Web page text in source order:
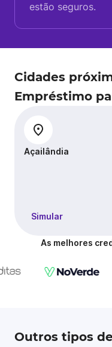
estão seguros.
Cidades
Empréstimo
Açailândia
Simular
As melhores
Outros tipos